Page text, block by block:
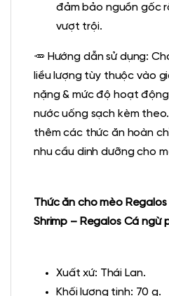
đảm bảo nguồn gốc
vượt trội.
🥕 Hướng dẫn sử dụng:
liều lượng tùy thuộc vào
nặng & mức độ hoạt
nước uống sạch kèm
thêm các thức ăn hoàn
nhu cầu dinh dưỡng cho
Thức ăn cho mèo
Shrimp – Regalos Cá ngừ
Xuất xứ: Thái Lan.
Khối lượng tịnh: 70 g.